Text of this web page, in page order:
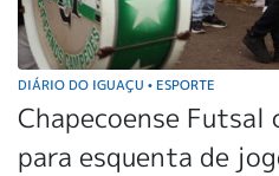
DIÁRIO DO IGUAÇU • ESPORTE
Chapecoense
para esquenta de